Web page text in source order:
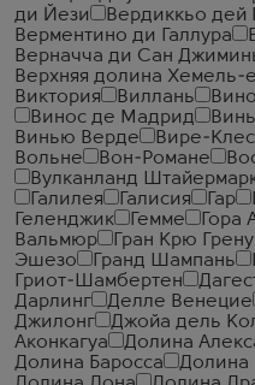
ди Йези
Вердиккьо дей
Верментино ди Галлура
Верначча ди Сан
Верхняя долина Хемель-
Виктория
Виллань
Винос де Мадрид
Винью Верде
Вире-
Вольне
Вон-Романе
Вулканланд
Галилея
Галисия Гар
Геленджик
Гемме Гора
Вальмюр
Гран Крю
Эшезо
Гранд Шампань
Гриот-Шамбертен
Дарлинг
Делле Венецие
Джилонг
Джойа дель
Аконкагуа
Долина
Долина Баросса
Долина